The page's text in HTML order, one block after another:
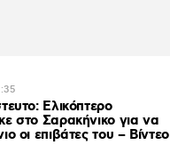
Ελικόπτερο
στο Σαρακήνικο για να
οι επιβάτες του – Βίντεο